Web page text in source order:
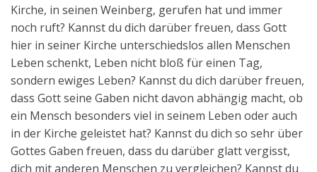
Kirche, in seinen Weinberg, gerufen hat und immer
noch ruft? Kannst du dich darüber freuen, dass Gott
hier in seiner Kirche unterschiedslos allen Menschen
Leben schenkt, Leben nicht bloß für einen Tag,
sondern ewiges Leben? Kannst du dich darüber freuen,
dass Gott seine Gaben nicht davon abhängig macht, ob
ein Mensch besonders viel in seinem Leben oder auch
in der Kirche geleistet hat? Kannst du dich so sehr über
Gottes Gaben freuen, dass du darüber glatt vergisst,
dich mit anderen Menschen zu vergleichen? Kannst du